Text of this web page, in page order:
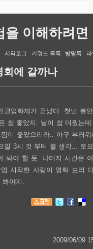
을 이해하려면
지역로그 키워드 목록 방명록 라
회에 갈까나
권영화제가 끝났다. 첫날 불
참 좋았지. 날이 참 더웠는
이 좋았으리라.. 아구 부러
일 3시 것 부터 볼 생각... 토
봐야 할 듯. 나머지 시간은
시작한 사람이 영화 보러
봐야지.
2009/06/09